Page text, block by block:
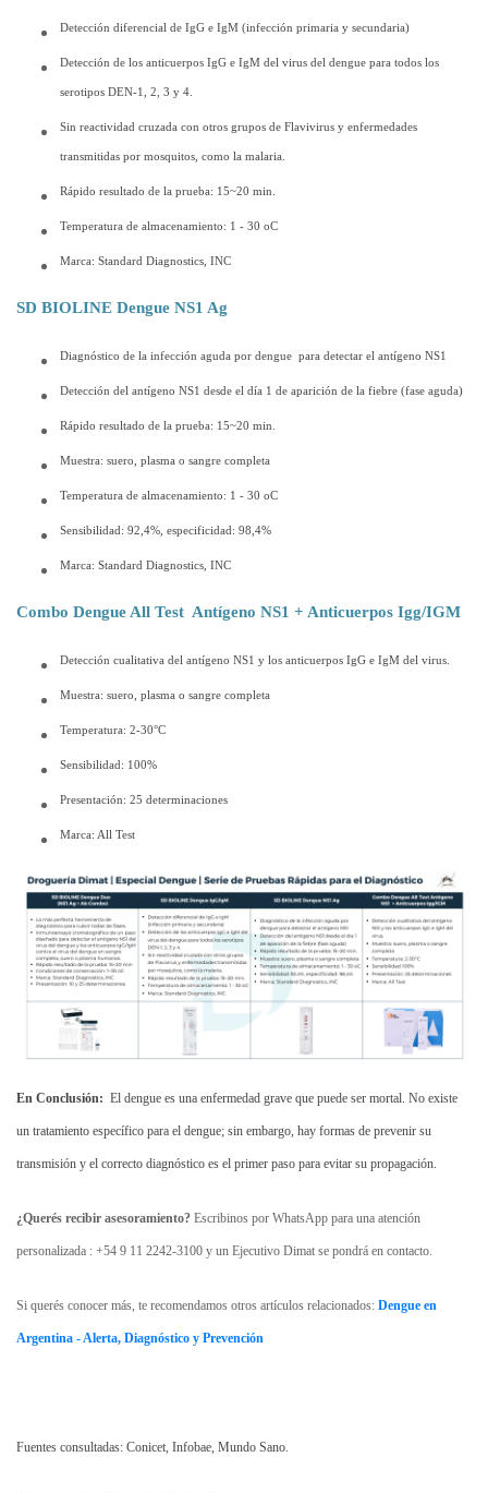
Detección diferencial de IgG e IgM (infección primaria y secundaria)
Detección de los anticuerpos IgG e IgM del virus del dengue para todos los
serotipos DEN-1, 2, 3 y 4.
Sin reactividad cruzada con otros grupos de Flavivirus y enfermedades
transmitidas por mosquitos, como la malaria.
Rápido resultado de la prueba: 15~20 min.
Temperatura de almacenamiento: 1 - 30 oC
Marca: Standard Diagnostics, INC
SD BIOLINE Dengue NS1 Ag
Diagnóstico de la infección aguda por dengue para detectar el antígeno NS1
Detección del antígeno NS1 desde el día 1 de aparición de la fiebre (fase aguda)
Rápido resultado de la prueba: 15~20 min.
Muestra: suero, plasma o sangre completa
Temperatura de almacenamiento: 1 - 30 oC
Sensibilidad: 92,4%, especificidad: 98,4%
Marca: Standard Diagnostics, INC
Combo Dengue All Test Antígeno NS1 + Anticuerpos Igg/IGM
Detección cualitativa del antígeno NS1 y los anticuerpos IgG e IgM del virus.
Muestra: suero, plasma o sangre completa
Temperatura: 2-30°C
Sensibilidad: 100%
Presentación: 25 determinaciones
Marca: All Test
En Conclusión: El dengue es una enfermedad grave que puede ser mortal. No existe
un tratamiento específico para el dengue; sin embargo, hay formas de prevenir su
transmisión y el correcto diagnóstico es el primer paso para evitar su propagación.
¿Querés recibir asesoramiento? Escribinos por WhatsApp para una atención
personalizada : +54 9 11 2242-3100 y un Ejecutivo Dimat se pondrá en contacto.
Si querés conocer más, te recomendamos otros artículos relacionados: Dengue en
Argentina - Alerta, Diagnóstico y Prevención
Fuentes consultadas: Conicet, Infobae, Mundo Sano.